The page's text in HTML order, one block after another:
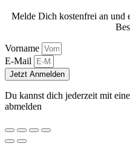
Melde Dich kostenfrei an und
Vorname
E-Mail
Jetzt Anmelden
Du kannst dich jederzeit mit
abmelden